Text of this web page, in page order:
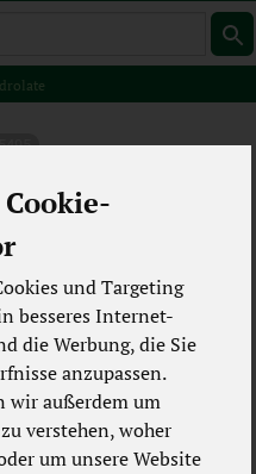
und Targeting
besseres Internet-
die Werbung, die Sie
anzupassen.
wir außerdem um
verstehen, woher
um unsere Website